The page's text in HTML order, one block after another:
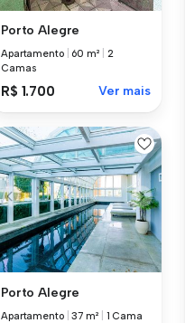
Porto Alegre
Apartamento 60 m²
2
Camas
R$ 1.700 Ver mais
Porto Alegre
Apartamento |37 m² 1 Cama